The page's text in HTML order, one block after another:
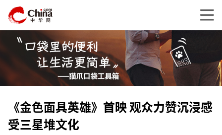
《金色面具英雄》首映 观众力赞沉浸感
受三星堆文化